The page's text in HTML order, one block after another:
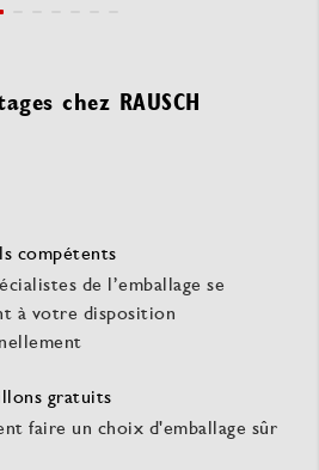
chez RAUSCH
compétents
de l’emballage se
à votre disposition
gratuits
faire un choix d'emballage sûr